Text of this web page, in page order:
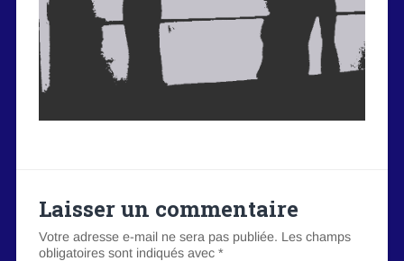
Laisser un commentaire
Votre adresse e-mail ne sera pas publiée. Les champs
obligatoires sont indiqués avec *